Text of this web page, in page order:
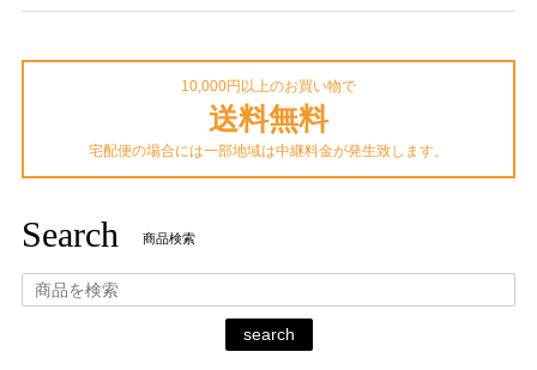
10,000円以上のお買い物で
送料無料
宅配便の場合には一部地域は中継料金が発生致します。
Search 商品検索
search